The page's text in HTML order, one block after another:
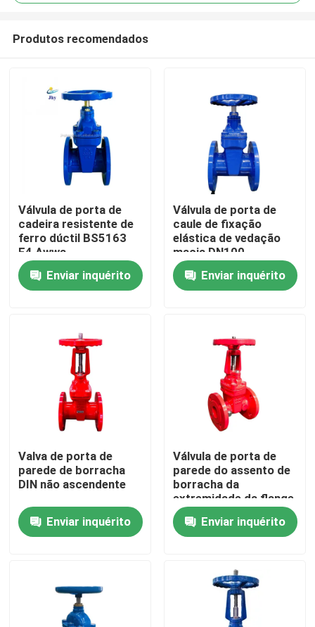
Casa
Produtos
Sobre nós
Visita à Fábrica
Contate-nos
Notícia
Válvula de porta dos DI
Produtos recomendados
Válvula de porta de
cadeira resistente de
ferro dúctil BS5163
F4 Awwa
Enviar inquérito
Válvula de porta de
caule de fixação
elástica de vedação
macia DN100
Enviar inquérito
Valva de porta de
parede de borracha
DIN não ascendente
Enviar inquérito
Válvula de porta de
parede do assento de
borracha da
extremidade da flange
de ferro dúctil
Enviar inquérito